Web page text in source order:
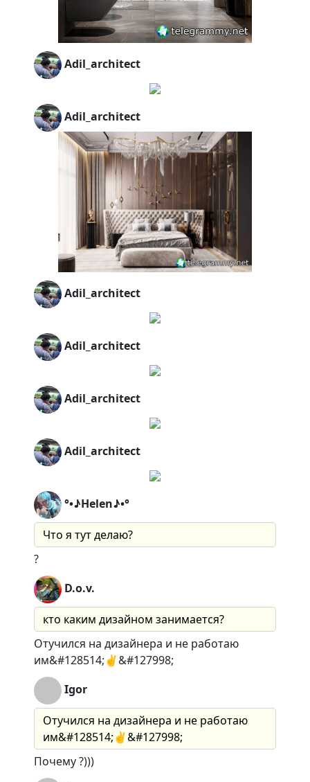
Adil_architect
Adil_architect
Adil_architect
Adil_architect
Adil_architect
Adil_architect
°•♪Helen♪•°
Что я тут делаю?
?
D.o.v.
кто каким дизайном занимается?
Отучился на дизайнера и не работаю
им&#128514;✌&#127998;
Igor
Отучился на дизайнера и не работаю
им&#128514;✌&#127998;
Почему ?)))